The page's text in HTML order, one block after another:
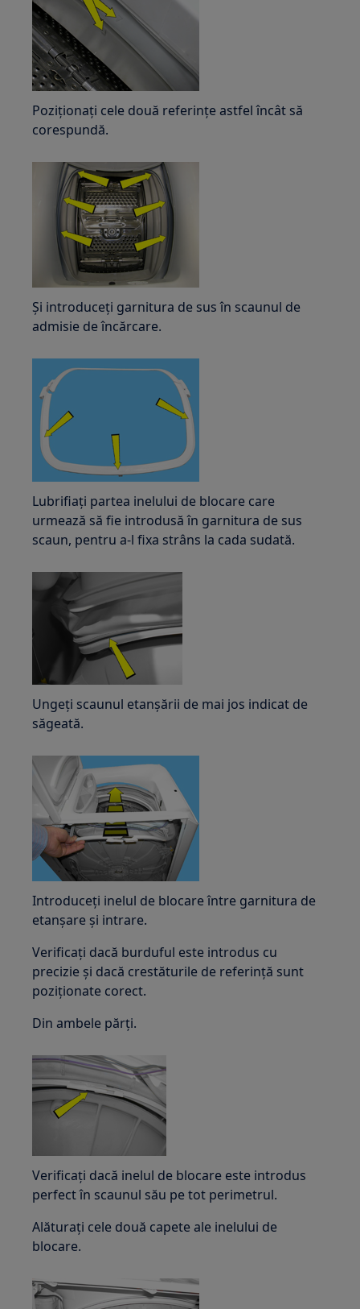
Poziționați cele două referințe astfel încât să
corespundă.
Și introduceți garnitura de sus în scaunul de
admisie de încărcare.
Lubrifiați partea inelului de blocare care
urmează să fie introdusă în garnitura de sus
scaun, pentru a-l fixa strâns la cada sudată.
Ungeți scaunul etanșării de mai jos indicat de
săgeată.
Introduceți inelul de blocare între garnitura de
etanșare și intrare.
Verificați dacă burduful este introdus cu
precizie și dacă crestăturile de referință sunt
poziționate corect.
Din ambele părți.
Verificați dacă inelul de blocare este introdus
perfect în scaunul său pe tot perimetrul.
Alăturați cele două capete ale inelului de
blocare.